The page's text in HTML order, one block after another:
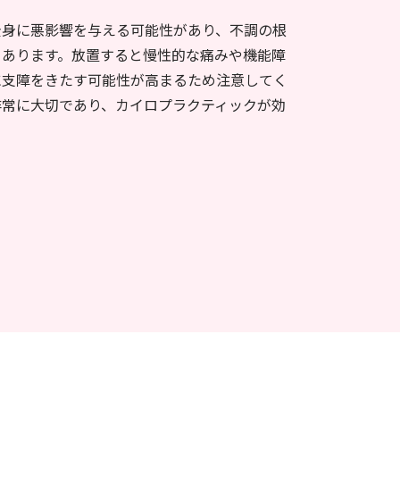
に悪影響を与える可能性があり、不調の根
ります。放置すると慢性的な痛みや機能障
障をきたす可能性が高まるため注意してく
に大切であり、カイロプラクティックが効